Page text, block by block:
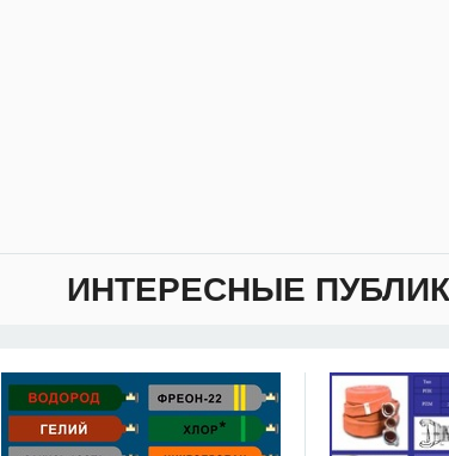
ИНТЕРЕСНЫЕ